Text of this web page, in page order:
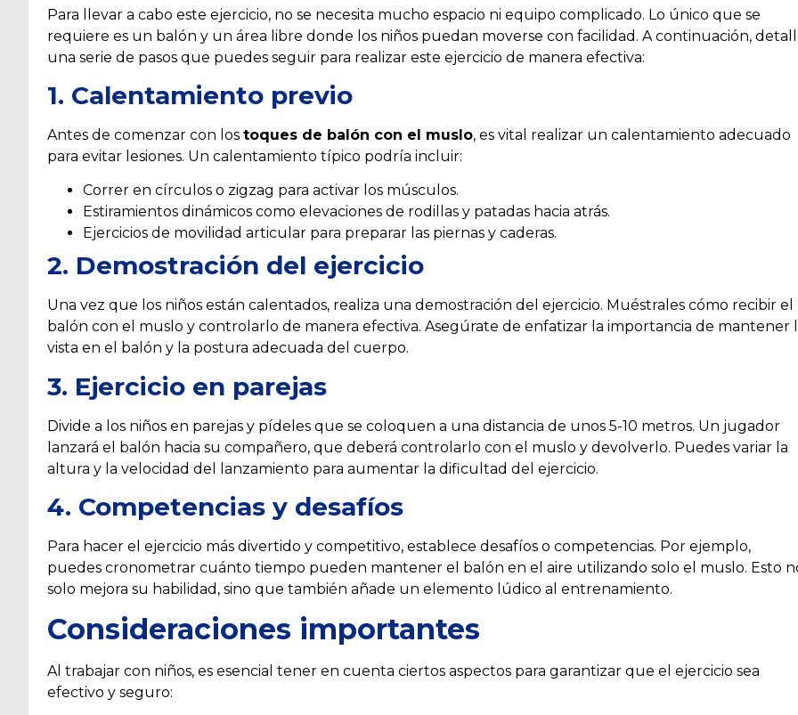
Para llevar a cabo este ejercicio, no se necesita mucho espacio ni equipo complicado. Lo único que se
requiere es un balón y un área libre donde los niños puedan moverse con facilidad. A continuación,
una serie de pasos que puedes seguir para realizar este ejercicio de manera efectiva:
1. Calentamiento previo
Antes de comenzar con los toques de balón con el muslo, es vital realizar un calentamiento adecuado
para evitar lesiones. Un calentamiento típico podría incluir:
Correr en círculos o zigzag para activar los músculos.
Estiramientos dinámicos como elevaciones de rodillas y patadas hacia atrás.
Ejercicios de movilidad articular para preparar las piernas y caderas.
2. Demostración del ejercicio
Una vez que los niños están calentados, realiza una demostración del ejercicio. Muéstrales cómo recibir el
balón con el muslo y controlarlo de manera efectiva. Asegúrate de enfatizar la importancia de mantener
vista en el balón y la postura adecuada del cuerpo.
3. Ejercicio en parejas
Divide a los niños en parejas y pídeles que se coloquen a una distancia de unos 5-10 metros. Un jugador
lanzará el balón hacia su compañero, que deberá controlarlo con el muslo y devolverlo. Puedes variar la
altura y la velocidad del lanzamiento para aumentar la dificultad del ejercicio.
4. Competencias y desafíos
Para hacer el ejercicio más divertido y competitivo, establece desafíos o competencias. Por ejemplo,
puedes cronometrar cuánto tiempo pueden mantener el balón en el aire utilizando solo el muslo. Esto
solo mejora su habilidad, sino que también añade un elemento lúdico al entrenamiento.
Consideraciones importantes
Al trabajar con niños, es esencial tener en cuenta ciertos aspectos para garantizar que el ejercicio sea
efectivo y seguro: